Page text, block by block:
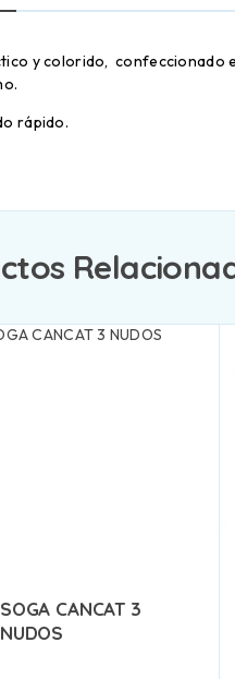
y colorido, confeccionado
rápido.
SOGA CANCAT 3
NUDOS